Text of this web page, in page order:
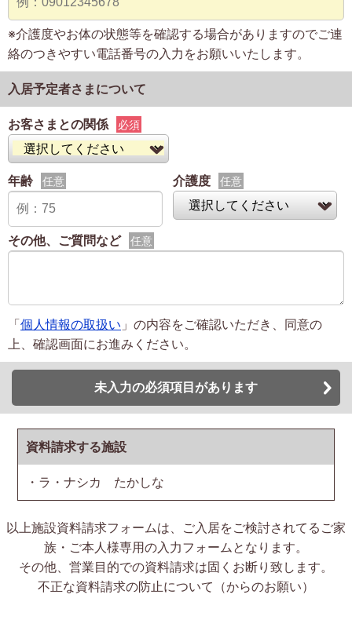
※介護度やお体の状態等を確認する場合がありますのでご連
絡のつきやすい電話番号の入力をお願いいたします。
入居予定者さまについて
お客さまとの関係 必須
年齢 任意 介護度 任意
その他、ご質問など 任意
「個人情報の取扱い 」の内容をご確認いただき、同意の
上、確認画面にお進みください。
未入力の必須項目があります
資料請求する施設
・ラ・ナシカ たかしな
以上施設資料請求フォームは、ご入居をご検討されてるご家
族・ご本人様専用の入力フォームとなります。
その他、営業目的での資料請求は固くお断り致します。
不正な資料請求の防止について（からのお願い）